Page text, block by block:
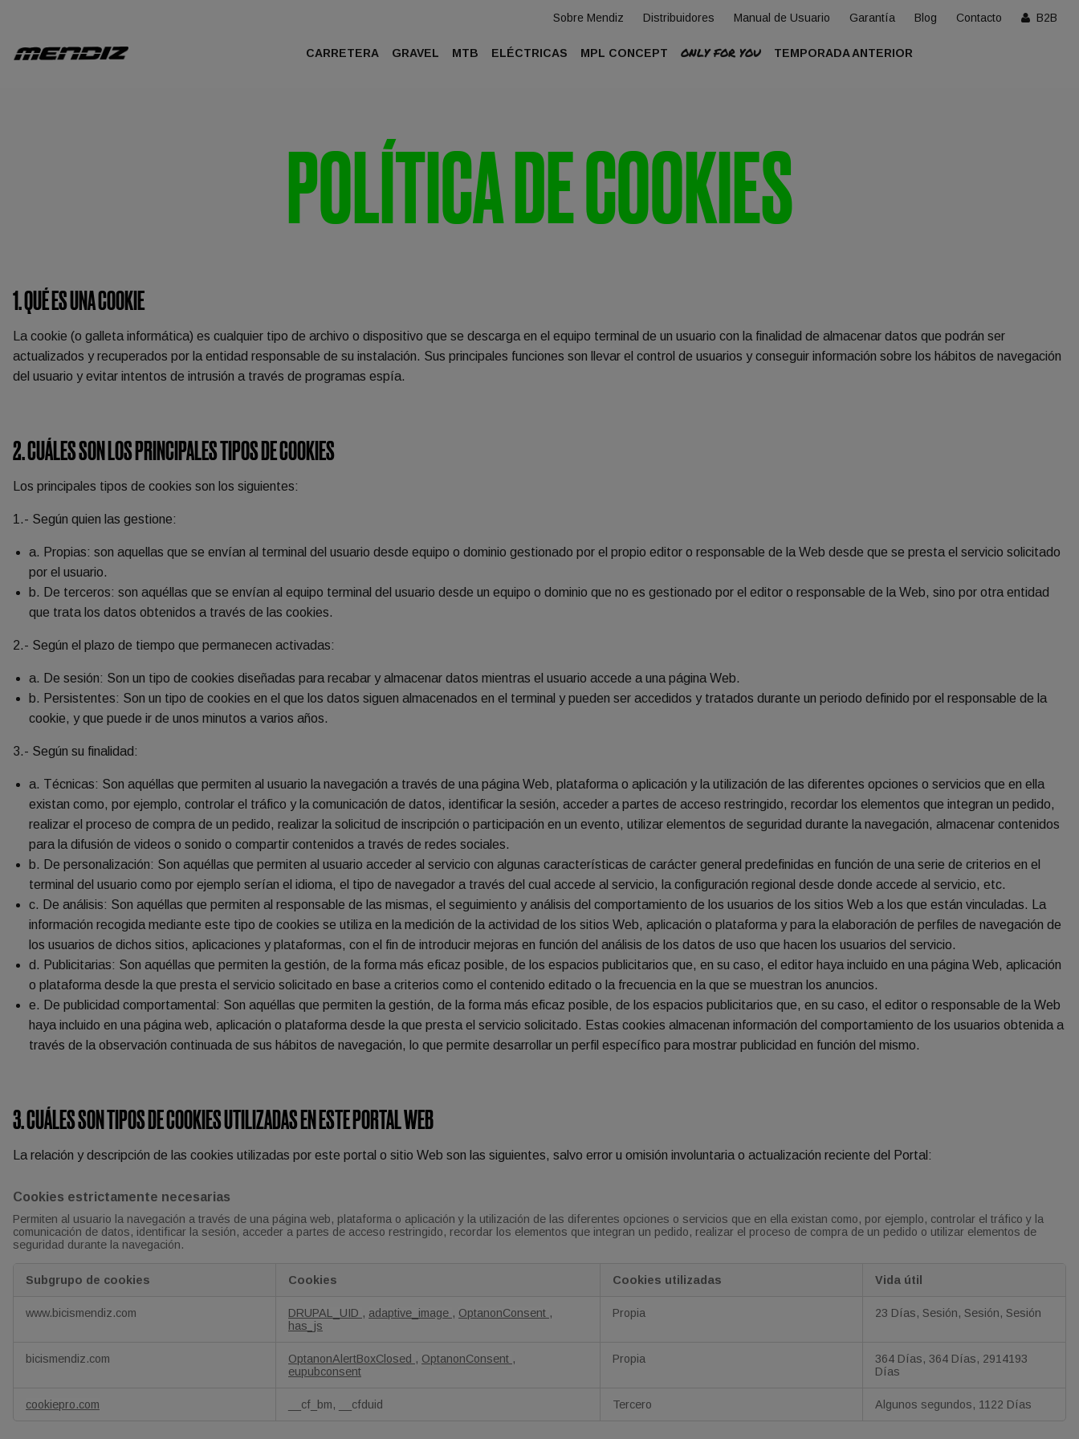
Sobre Mendiz Distribuidores Manual de Usuario Garantía Blog Contacto B2B
CARRETERA GRAVEL MTB ELÉCTRICAS MPL CONCEPT ONLY FOR YOU TEMPORADA ANTERIOR
POLÍTICA DE COOKIES
1. QUÉ ES UNA COOKIE
La cookie (o galleta informática) es cualquier tipo de archivo o dispositivo que se descarga en el equipo terminal de un usuario con la finalidad de almacenar datos que podrán ser
actualizados y recuperados por la entidad responsable de su instalación. Sus principales funciones son llevar el control de usuarios y conseguir información sobre los hábitos de navegación
del usuario y evitar intentos de intrusión a través de programas espía.
2. CUÁLES SON LOS PRINCIPALES TIPOS DE COOKIES
Los principales tipos de cookies son los siguientes:
1.- Según quien las gestione:
a. Propias: son aquellas que se envían al terminal del usuario desde equipo o dominio gestionado por el propio editor o responsable de la Web desde que se presta el servicio solicitado
por el usuario.
b. De terceros: son aquéllas que se envían al equipo terminal del usuario desde un equipo o dominio que no es gestionado por el editor o responsable de la Web, sino por otra entidad
que trata los datos obtenidos a través de las cookies.
2.- Según el plazo de tiempo que permanecen activadas:
a. De sesión: Son un tipo de cookies diseñadas para recabar y almacenar datos mientras el usuario accede a una página Web.
b. Persistentes: Son un tipo de cookies en el que los datos siguen almacenados en el terminal y pueden ser accedidos y tratados durante un periodo definido por el responsable de la
cookie, y que puede ir de unos minutos a varios años.
3.- Según su finalidad:
a. Técnicas: Son aquéllas que permiten al usuario la navegación a través de una página Web, plataforma o aplicación y la utilización de las diferentes opciones o servicios que en ella
existan como, por ejemplo, controlar el tráfico y la comunicación de datos, identificar la sesión, acceder a partes de acceso restringido, recordar los elementos que integran un pedido,
realizar el proceso de compra de un pedido, realizar la solicitud de inscripción o participación en un evento, utilizar elementos de seguridad durante la navegación, almacenar contenidos
para la difusión de videos o sonido o compartir contenidos a través de redes sociales.
b. De personalización: Son aquéllas que permiten al usuario acceder al servicio con algunas características de carácter general predefinidas en función de una serie de criterios en el
terminal del usuario como por ejemplo serían el idioma, el tipo de navegador a través del cual accede al servicio, la configuración regional desde donde accede al servicio, etc.
c. De análisis: Son aquéllas que permiten al responsable de las mismas, el seguimiento y análisis del comportamiento de los usuarios de los sitios Web a los que están vinculadas. La
información recogida mediante este tipo de cookies se utiliza en la medición de la actividad de los sitios Web, aplicación o plataforma y para la elaboración de perfiles de navegación de
los usuarios de dichos sitios, aplicaciones y plataformas, con el fin de introducir mejoras en función del análisis de los datos de uso que hacen los usuarios del servicio.
d. Publicitarias: Son aquéllas que permiten la gestión, de la forma más eficaz posible, de los espacios publicitarios que, en su caso, el editor haya incluido en una página Web, aplicación
o plataforma desde la que presta el servicio solicitado en base a criterios como el contenido editado o la frecuencia en la que se muestran los anuncios.
e. De publicidad comportamental: Son aquéllas que permiten la gestión, de la forma más eficaz posible, de los espacios publicitarios que, en su caso, el editor o responsable de la Web
haya incluido en una página web, aplicación o plataforma desde la que presta el servicio solicitado. Estas cookies almacenan información del comportamiento de los usuarios obtenida a
través de la observación continuada de sus hábitos de navegación, lo que permite desarrollar un perfil específico para mostrar publicidad en función del mismo.
3. CUÁLES SON TIPOS DE COOKIES UTILIZADAS EN ESTE PORTAL WEB
La relación y descripción de las cookies utilizadas por este portal o sitio Web son las siguientes, salvo error u omisión involuntaria o actualización reciente del Portal:
Cookies estrictamente necesarias
Permiten al usuario la navegación a través de una página web, plataforma o aplicación y la utilización de las diferentes opciones o servicios que en ella existan como, por ejemplo, controlar el tráfico y la
comunicación de datos, identificar la sesión, acceder a partes de acceso restringido, recordar los elementos que integran un pedido, realizar el proceso de compra de un pedido o utilizar elementos de
seguridad durante la navegación.
estrictamente
Subgrupo de cookies Cookies Cookies utilizadas Vida útil
www.bicismendiz.com DRUPAL_UID , adaptive_image , OptanonConsent ,
has_js
Propia 23 Días, Sesión, Sesión, Sesión
bicismendiz.com OptanonAlertBoxClosed , OptanonConsent ,
eupubconsent
Propia
364 Días, 364 Días, 2914193
Días
cookiepro.com __cf_bm, __cfduid Tercero Algunos segundos, 1122 Días